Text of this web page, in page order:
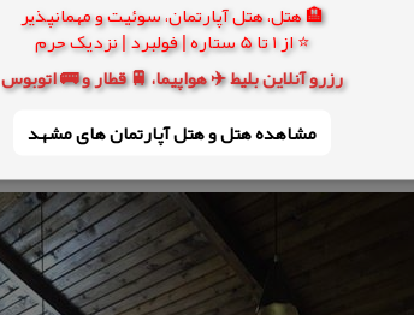
🏨 هتل، هتل آپارتمان، سوئیت و مهمانپذیر
⭐ از 1 تا 5 ستاره | فولبرد | نزدیک حرم
رزرو آنلاین بلیط ✈️ هواپیما، 🚆 قطار و 🚌 اتوبوس
مشاهده هتل و هتل‌ آپارتمان های مشهد